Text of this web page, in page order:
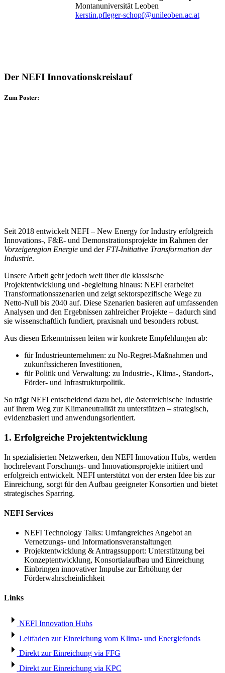
Montanuniversität Leoben
kerstin.pfleger-schopf@unileoben.ac.at
Der NEFI Innovationskreislauf
Zum Poster:
Seit 2018 entwickelt NEFI – New Energy for Industry erfolgreich
Innovations-, F&E- und Demonstrationsprojekte im Rahmen der
Vorzeigeregion Energie und der FTI-Initiative Transformation der
Industrie.
Unsere Arbeit geht jedoch weit über die klassische
Projektentwicklung und -begleitung hinaus: NEFI erarbeitet
Transformationsszenarien und zeigt sektorspezifische Wege zu
Netto-Null bis 2040 auf. Diese Szenarien basieren auf umfassenden
Analysen und den Ergebnissen zahlreicher Projekte – dadurch sind
sie wissenschaftlich fundiert, praxisnah und besonders robust.
Aus diesen Erkenntnissen leiten wir konkrete Empfehlungen ab:
für Industrieunternehmen: zu No-Regret-Maßnahmen und
zukunftssicheren Investitionen,
für Politik und Verwaltung: zu Industrie-, Klima-, Standort-,
Förder- und Infrastrukturpolitik.
So trägt NEFI entscheidend dazu bei, die österreichische Industrie
auf ihrem Weg zur Klimaneutralität zu unterstützen – strategisch,
evidenzbasiert und anwendungsorientiert.
1. Erfolgreiche Projektentwicklung
In spezialisierten Netzwerken, den NEFI Innovation Hubs, werden
hochrelevant Forschungs- und Innovationsprojekte initiiert und
erfolgreich entwickelt. NEFI unterstützt von der ersten Idee bis zur
Einreichung, sorgt für den Aufbau geeigneter Konsortien und bietet
strategisches Sparring.
NEFI Services
NEFI Technology Talks: Umfangreiches Angebot an
Vernetzungs- und Informationsveranstaltungen
Projektentwicklung & Antragssupport: Unterstützung bei
Konzeptentwicklung, Konsortialaufbau und Einreichung
Einbringen innovativer Impulse zur Erhöhung der
Förderwahrscheinlichkeit
Links
NEFI Innovation Hubs
Leitfaden zur Einreichung vom Klima- und Energiefonds
Direkt zur Einreichung via FFG
Direkt zur Einreichung via KPC